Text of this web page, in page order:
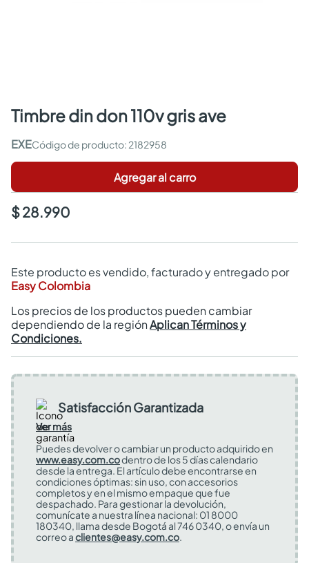
timbre din don 110v gris ave
EXE : 2182958
Agregar al carro
$ 28.990
Este producto es vendido, facturado y entregado por
Easy Colombia
Los precios de los productos pueden cambiar
dependiendo de la regiónAplican Términos y
Condiciones.
Satisfacción Garantizada
Ver más
Puedes devolver o cambiar un producto adquirido en
www.easy.com.codentro de los 5 días calendario
desde la entrega. El artículo debe encontrarse en
condiciones óptimas: sin uso, con accesorios
completos y en el mismo empaque que fue
despachado. Para gestionar la devolución,
comunícate a nuestra línea nacional: 01 8000
180340, llama desde Bogotá al 746 0340, o envía un
correo aclientes@easy.com.co.